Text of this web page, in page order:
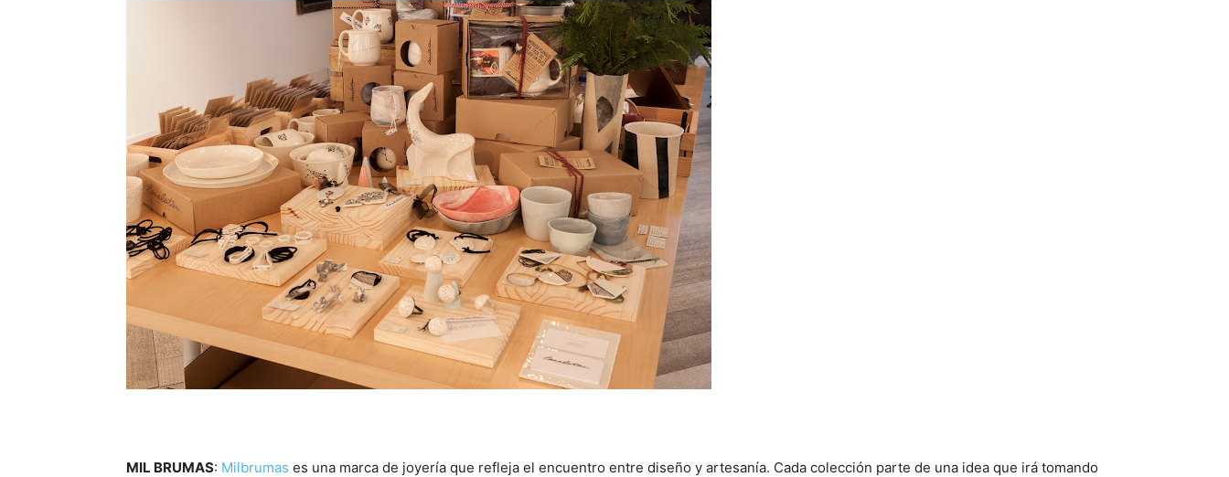
MIL BRUMAS: Milbrumas es una marca de joyería que refleja el encuentro entre diseño y artesanía. Cada colección parte de una idea que irá tomando